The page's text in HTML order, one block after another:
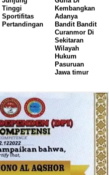
Tinggi
Sportifitas
Pertandingan
Kembangkan
Adanya
Bandit Bandit
Curanmor Di
Sekitaran
Wilayah
Hukum
Pasuruan
Jawa timur